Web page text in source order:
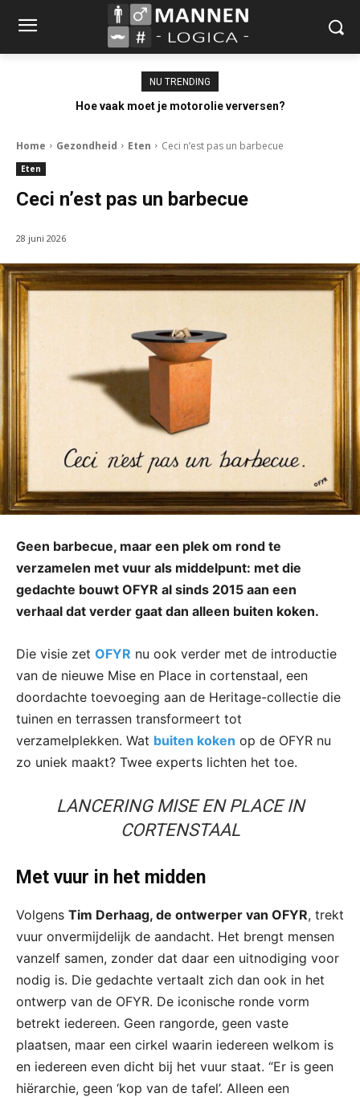
NU TRENDING
Hoe vaak moet je motorolie verversen?
Home Gezondheid Eten Ceci n’est pas un barbecue
Eten
Ceci n’est pas un barbecue
28 juni 2026
Geen barbecue, maar een plek om rond te
verzamelen met vuur als middelpunt: met die
gedachte bouwt OFYR al sinds 2015 aan een
verhaal dat verder gaat dan alleen buiten koken.
Die visie zet OFYR nu ook verder met de introductie
van de nieuwe Mise en Place in cortenstaal, een
doordachte toevoeging aan de Heritage-collectie die
tuinen en terrassen transformeert tot
verzamelplekken. Wat buiten koken op de OFYR nu
zo uniek maakt? Twee experts lichten het toe.
LANCERING MISE EN PLACE IN
CORTENSTAAL
Met vuur in het midden
Volgens Tim Derhaag, de ontwerper van OFYR, trekt
vuur onvermijdelijk de aandacht. Het brengt mensen
vanzelf samen, zonder dat daar een uitnodiging voor
nodig is. Die gedachte vertaalt zich dan ook in het
ontwerp van de OFYR. De iconische ronde vorm
betrekt iedereen. Geen rangorde, geen vaste
plaatsen, maar een cirkel waarin iedereen welkom is
en iedereen even dicht bij het vuur staat. “Er is geen
hiërarchie, geen ‘kop van de tafel’. Alleen een